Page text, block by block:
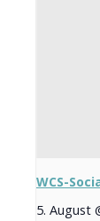
WCS-
5. August